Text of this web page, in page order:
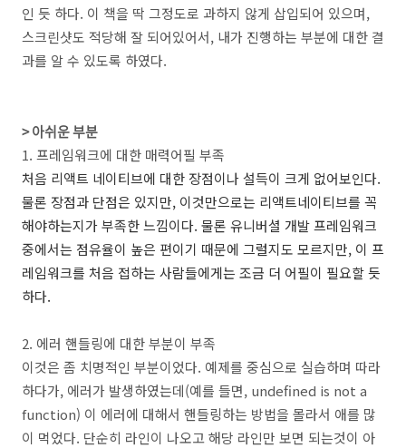
인 듯 하다. 이 책을 딱 그정도로 과하지 않게 삽입되어 있으며,
스크린샷도 적당해 잘 되어있어서, 내가 진행하는 부분에 대한 결
과를 알 수 있도록 하였다.
> 아쉬운 부분
1. 프레임워크에 대한 매력어필 부족
처음 리액트 네이티브에 대한 장점이나 설득이 크게 없어보인다.
물론 장점과 단점은 있지만, 이것만으로는 리액트네이티브를 꼭
해야하는지가 부족한 느낌이다. 물론 유니버셜 개발 프레임워크
중에서는 점유율이 높은 편이기 때문에 그럴지도 모르지만, 이 프
레임워크를 처음 접하는 사람들에게는 조금 더 어필이 필요할 듯
하다.
2. 에러 핸들링에 대한 부분이 부족
이것은 좀 치명적인 부분이었다. 예제를 중심으로 실습하며 따라
하다가, 에러가 발생하였는데(예를 들면, undefined is not a
function) 이 에러에 대해서 핸들링하는 방법을 몰라서 애를 많
이 먹었다. 단순히 라인이 나오고 해당 라인만 보면 되는것이 아